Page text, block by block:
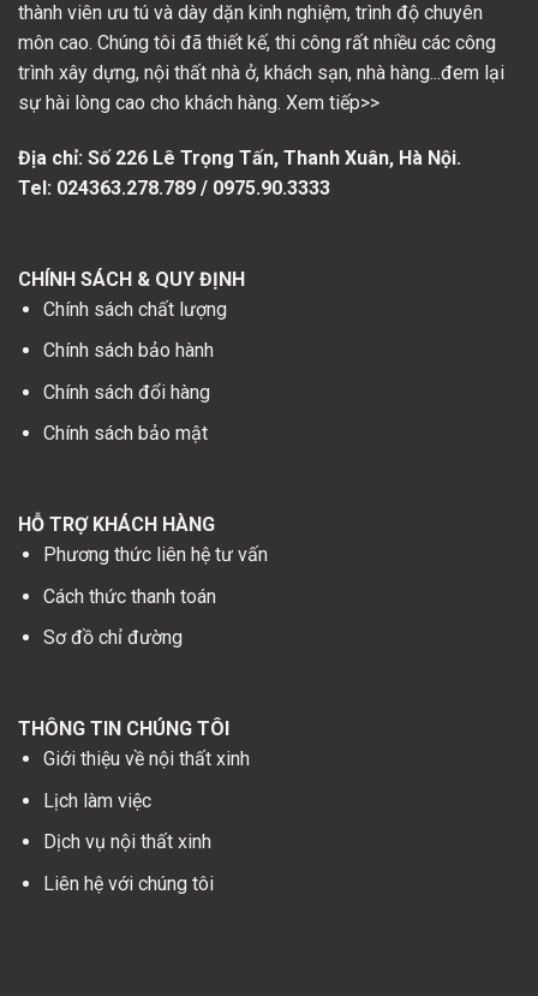
thành viên ưu tú và dày dặn kinh nghiệm, trình độ chuyên
môn cao. Chúng tôi đã thiết kế, thi công rất nhiều các công
trình xây dựng, nội thất nhà ở, khách sạn, nhà hàng...đem lại
sự hài lòng cao cho khách hàng. Xem tiếp>>
Địa chỉ: Số 226 Lê Trọng Tấn, Thanh Xuân, Hà Nội.
Tel: 024363.278.789 / 0975.90.3333
CHÍNH SÁCH & QUY ĐỊNH
Chính sách chất lượng
Chính sách bảo hành
Chính sách đổi hàng
Chính sách bảo mật
HỖ TRỢ KHÁCH HÀNG
Phương thức liên hệ tư vấn
Cách thức thanh toán
Sơ đồ chỉ đường
THÔNG TIN CHÚNG TÔI
Giới thiệu về nội thất xinh
Lịch làm việc
Dịch vụ nội thất xinh
Liên hệ với chúng tôi